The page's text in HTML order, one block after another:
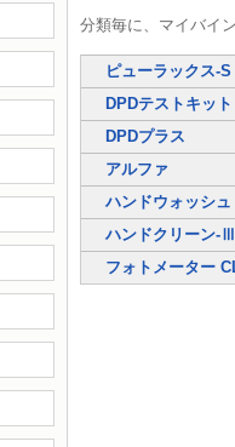
分類毎に、マイバイ
ピューラックス-S
DPDテストキット
DPDプラス
アルファ
ハンドウォッシ
ハンドクリーン-Ⅲ
フォトメーター